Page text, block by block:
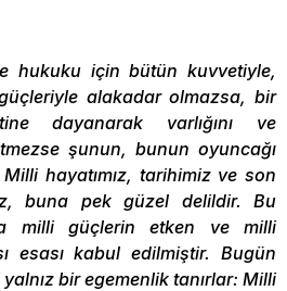
hukuku için bütün kuvvetiyle,
alakadar olmazsa, bir
dayanarak varlığını ve
şunun, bunun oyuncağı
hayatımız, tarihimiz ve son
buna pek güzel delildir. Bu
milli güçlerin etken ve milli
esası kabul edilmiştir. Bugün
bir egemenlik tanırlar: Milli